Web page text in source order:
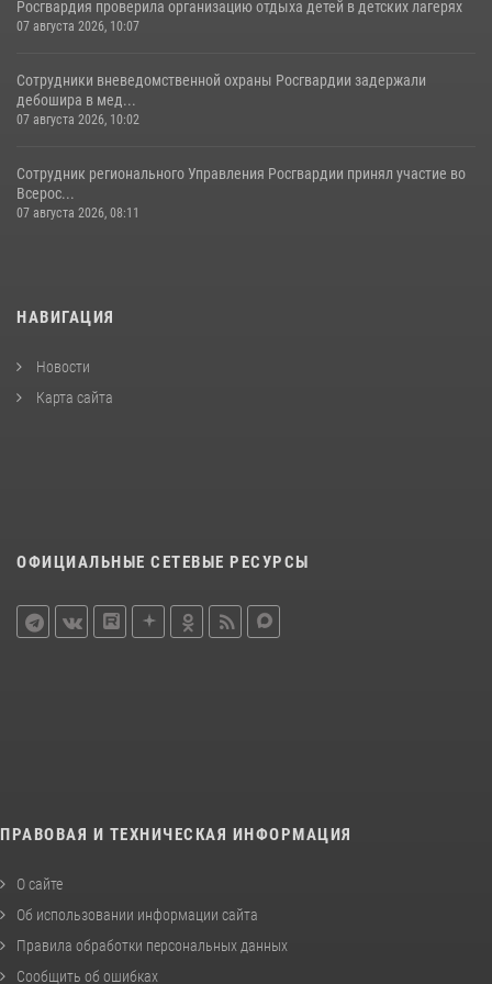
Росгвардия проверила организацию отдыха детей в детских лагерях
07 августа 2026, 10:07
Сотрудники вневедомственной охраны Росгвардии задержали
дебошира в мед...
07 августа 2026, 10:02
Сотрудник регионального Управления Росгвардии принял участие во
Всерос...
07 августа 2026, 08:11
НАВИГАЦИЯ
Новости
Карта сайта
ОФИЦИАЛЬНЫЕ СЕТЕВЫЕ РЕСУРСЫ
ПРАВОВАЯ И ТЕХНИЧЕСКАЯ ИНФОРМАЦИЯ
О сайте
Об использовании информации сайта
Правила обработки персональных данных
Сообщить об ошибках